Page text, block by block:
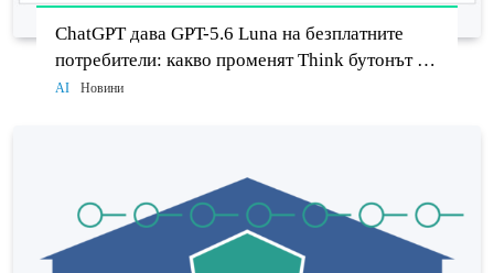
ChatGPT дава GPT-5.6 Luna на безплатните
потребители: какво променят Think бутонът и
новият Sol
AI Новини